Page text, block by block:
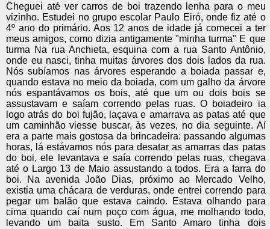
Cheguei até ver carros de boi trazendo lenha para o meu
vizinho. Estudei no grupo escolar Paulo Eiró, onde fiz até o
4º ano do primário. Aos 12 anos de idade já comecei a ter
meus amigos, como dizia antigamente "minha turma" E que
turma Na rua Anchieta, esquina com a rua Santo Antônio,
onde eu nasci, tinha muitas árvores dos dois lados da rua.
Nós subíamos nas árvores esperando a boiada passar e,
quando estava no meio da boiada, com um galho da árvore
nós espantávamos os bois, até que um ou dois bois se
assustavam e saíam correndo pelas ruas. O boiadeiro ia
logo atrás do boi fujão, laçava e amarrava as patas até que
um caminhão viesse buscar, às vezes, no dia seguinte. Aí
era a parte mais gostosa da brincadeira: passando algumas
horas, lá estávamos nós para desatar as amarras das patas
do boi, ele levantava e saía correndo pelas ruas, chegava
até o Largo 13 de Maio assustando a todos. Era a farra do
boi. Na avenida João Dias, próximo ao Mercado Velho,
existia uma chácara de verduras, onde entrei correndo para
pegar um balão que estava caindo. Estava olhando para
cima quando caí num poço com água, me molhando todo,
levando um baita susto. Em Santo Amaro tinha dois